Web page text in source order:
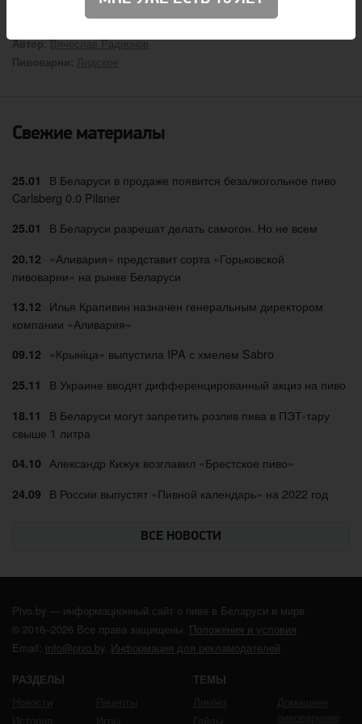
Автор:Вячеслав Радионов
Пивоварни: Лидское
Свежие материалы
25.01
В Беларуси в продаже появится безалкогольное пиво
Carlsberg 0.0 Pilsner
25.01 В Беларуси разрешат делать самогон. Но не всем
20.12
«Аливария» представит сорта «Горьковской
пивоварни» на рынке Беларуси
13.12 Илья Крапивин назначен генеральным директором
компании «Аливария»
09.12 «Крыніца» выпустила IPA с хмелем Sabro
25.11 В Украине вводят дифференцированный акциз на пиво
18.11
В Беларуси могут запретить розлив пива в ПЭТ-тару
свыше 1 литра
04.10 Александр Кижук возглавил «Брестское пиво»
24.09 В России выпустят «Пивной календарь» на 2022 год
ВСЕ НОВОСТИ
Pivo.by — информационный сайт о пиве в Беларуси и мире
© 2016–2026 Все права защищены. Положения и условия
Email: info@pivo.by. Информация для рекламодателей
РАЗДЕЛЫ ТЕМЫ